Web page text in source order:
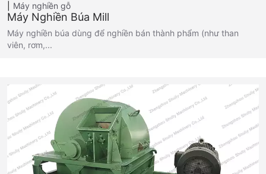
Máy nghiền gỗ
Máy Nghiền Búa Mill
Máy nghiền búa dùng để nghiền bán thành phẩm (như than
viên, rơm,...